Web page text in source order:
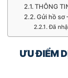
THÔNG
Gửi hồ sơ
Đã
ƯU ĐIỂM